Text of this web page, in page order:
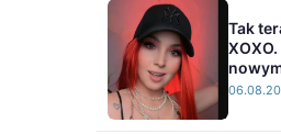
Tak